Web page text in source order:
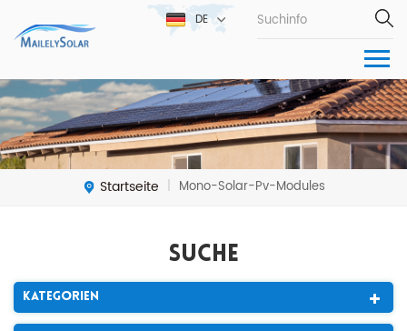
DE
Startseite | Mono-Solar-Pv-Modules
Suche
Kategorien